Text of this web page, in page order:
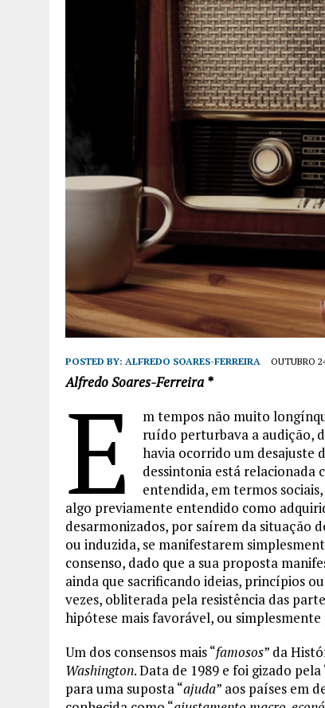
POSTED BY: ALFREDO SOARES-FERREIRA OUTUBRO
Alfredo Soares-Ferreira *
E
m tempos não muito
ruído perturbava a audição,
havia ocorrido um desajuste
dessintonia está relacionada
entendida, em termos
algo previamente entendido como
desarmonizados, por saírem da situação
ou induzida, se manifestarem
consenso, dado que a sua proposta
ainda que sacrificando ideias, princípios
vezes, obliterada pela resistência das
hipótese mais favorável, ou
Um dos consensos mais “famosos” da
Washington. Data de 1989 e foi gizado pela
para uma suposta “ajuda” aos países em